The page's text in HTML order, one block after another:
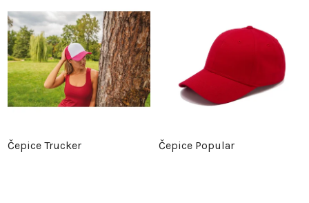
Čepice Trucker Čepice Popular